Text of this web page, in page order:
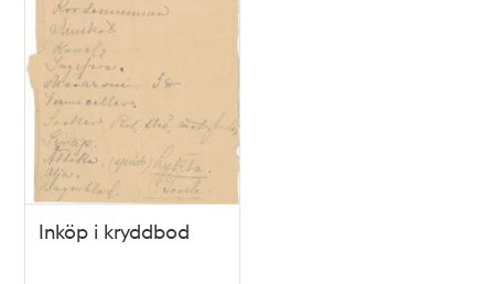
Inköp i kryddbod